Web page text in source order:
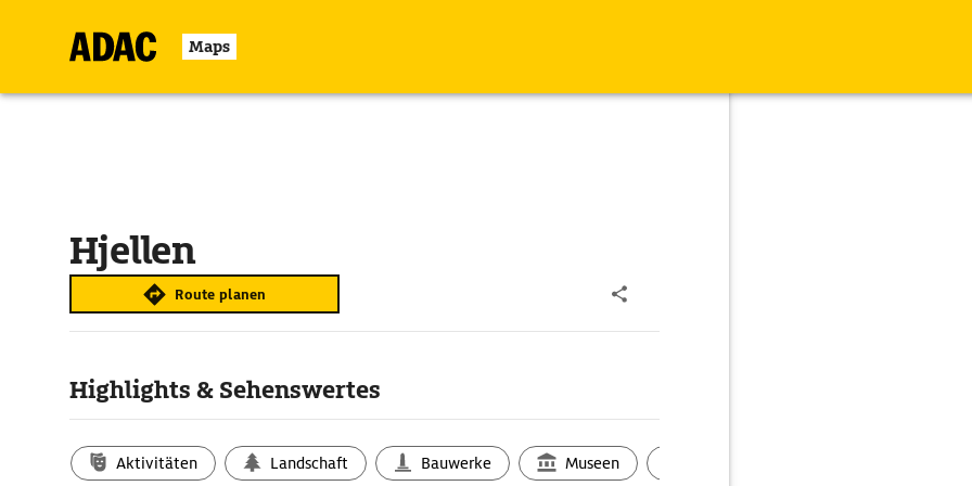
Maps
Hjellen
Route planen
Highlights & Sehenswertes
Aktivitäten Landschaft Bauwerke Museen